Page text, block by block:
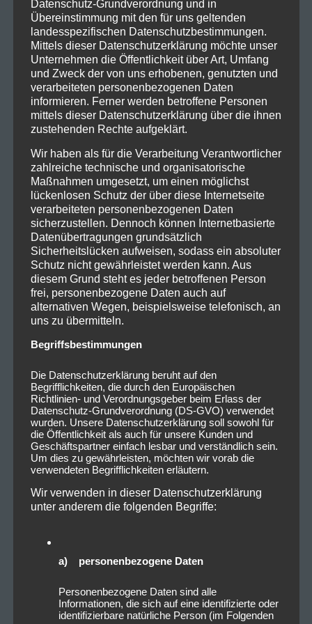
Katharsis und Eskalation. Ob auf großen
Festivalbühnen oder in ausverkauften Hallen: Die
Band versteht es, ihr Publikum mitzunehmen und
eine Atmosphäre zu schaffen, die lange nachhallt.
Heaven Shall Burn stehen 2026 weiterhin für eine
seltene Kombination aus musikalischer Präzision,
inhaltlicher Tiefe und kompromissloser Authentizität.
Wer Extreme Metal nicht nur als Soundtrack,
sondern als Statement versteht, kommt an dieser
Band nicht vorbei.
Tour Daten:
27.02.2026, Hamburg – Inselpark Arena
28.02.2026, Köln – Palladium Köln
06.03.2026, Stuttgart – Porsche Arena
07.03.2026, Wiesbaden – Schlachthof Wiesbaden
13.03.2026, Berlin – Columbiahalle
14.03.2026, Jena – Sparkassenarena
20.03.2026, Dresden – Messe Halle 1
21.03.2026, München – Zenith München
Tickets gibt’s unter
www.eventim.de
Links:
www.facebook.com/officialheavenshallburn/
www.instagram.com/heavenshallburnofficial/
heaven shall burn
Zenith
Datenschutz-Grundverordnung und in
Übereinstimmung mit den für uns geltenden
landesspezifischen Datenschutzbestimmungen.
Mittels dieser Datenschutzerklärung möchte unser
Unternehmen die Öffentlichkeit über Art, Umfang
und Zweck der von uns erhobenen, genutzten und
verarbeiteten personenbezogenen Daten
informieren. Ferner werden betroffene Personen
mittels dieser Datenschutzerklärung über die ihnen
zustehenden Rechte aufgeklärt.
Wir haben als für die Verarbeitung Verantwortlicher
zahlreiche technische und organisatorische
Maßnahmen umgesetzt, um einen möglichst
lückenlosen Schutz der über diese Internetseite
verarbeiteten personenbezogenen Daten
sicherzustellen. Dennoch können Internetbasierte
Datenübertragungen grundsätzlich
Sicherheitslücken aufweisen, sodass ein absoluter
Schutz nicht gewährleistet werden kann. Aus
diesem Grund steht es jeder betroffenen Person
frei, personenbezogene Daten auch auf
alternativen Wegen, beispielsweise telefonisch, an
uns zu übermitteln.
Begriffsbestimmungen
Die Datenschutzerklärung beruht auf den
Begrifflichkeiten, die durch den Europäischen
Richtlinien- und Verordnungsgeber beim Erlass der
Datenschutz-Grundverordnung (DS-GVO) verwendet
wurden. Unsere Datenschutzerklärung soll sowohl für
die Öffentlichkeit als auch für unsere Kunden und
Geschäftspartner einfach lesbar und verständlich sein.
Um dies zu gewährleisten, möchten wir vorab die
verwendeten Begrifflichkeiten erläutern.
Wir verwenden in dieser Datenschutzerklärung
unter anderem die folgenden Begriffe:
a) personenbezogene Daten
Personenbezogene Daten sind alle
Informationen, die sich auf eine identifizierte oder
identifizierbare natürliche Person (im Folgenden